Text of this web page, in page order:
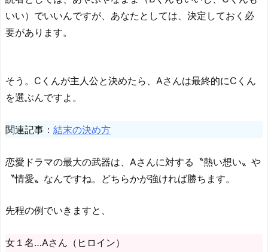
いい）でいいんですが、あなたとしては、決定しておく必
要があります。
そう。Cくんが主人公と決めたら、Aさんは最終的にCくん
を選ぶんですよ。
関連記事： 結末の決め方
恋愛ドラマの最大の武器は、Aさんに対する〝熱い想い〟や
〝情愛〟なんですね。どちらかが強ければ勝ちます。
先程の例でいきますと、
女１名…Aさん（ヒロイン）